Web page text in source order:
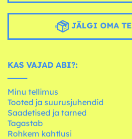
JÄLGI OMA
KAS VAJAD ABI?:
Minu tellimus
Tooted ja suurusjuhendid
Saadetised ja tarned
Tagastab
Rohkem kahtlusi